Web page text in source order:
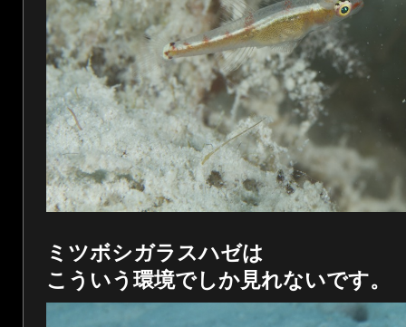
ミツボシガラスハゼは
こういう環境でしか見れないです。